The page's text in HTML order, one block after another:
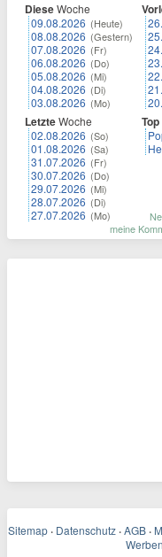
DieseWoche
09.08.2026 (Heute)
08.08.2026 (Gestern)
07.08.2026 (Fr)
06.08.2026 (Do)
05.08.2026 (Mi)
04.08.2026 (Di)
03.08.2026 (Mo)
LetzteWoche
02.08.2026 (So)
01.08.2026 (Sa)
31.07.2026 (Fr)
30.07.2026 (Do)
29.07.2026 (Mi)
28.07.2026 (Di)
27.07.2026 (Mo)
Top
meine
Sitemap · Datenschutz · AGB ·
Werben